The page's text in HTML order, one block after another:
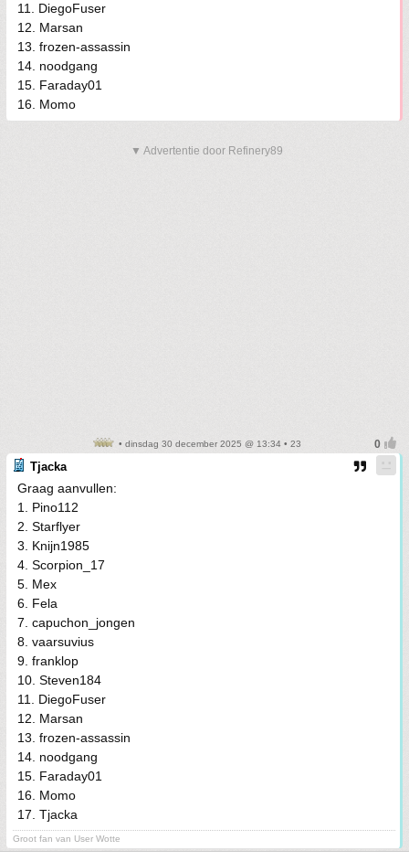
11. DiegoFuser
12. Marsan
13. frozen-assassin
14. noodgang
15. Faraday01
16. Momo
▼ Advertentie door Refinery89
• dinsdag 30 december 2025 @ 13:34 • 23
Tjacka
Graag aanvullen:
1. Pino112
2. Starflyer
3. Knijn1985
4. Scorpion_17
5. Mex
6. Fela
7. capuchon_jongen
8. vaarsuvius
9. franklop
10. Steven184
11. DiegoFuser
12. Marsan
13. frozen-assassin
14. noodgang
15. Faraday01
16. Momo
17. Tjacka
Groot fan van User Wotte